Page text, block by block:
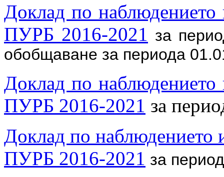
Доклад по наблюдението
ПУРБ 2016-2021 за
обобщаване за периода
Доклад по наблюдението
ПУРБ 2016-2021 за
Доклад по наблюдението
ПУРБ 2016-2021 за